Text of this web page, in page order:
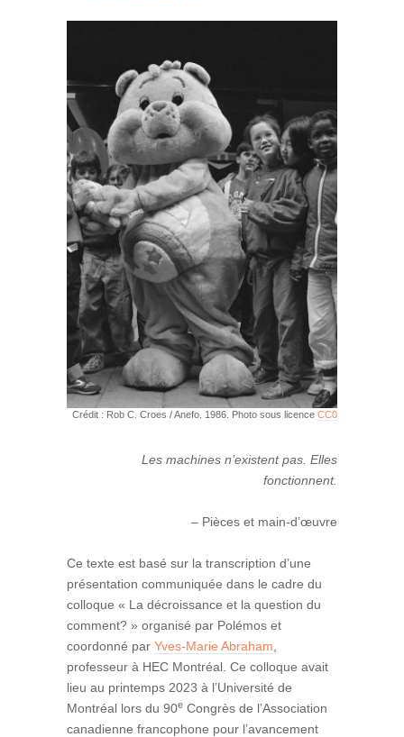
Crédit : Rob C. Croes / Anefo. 1986. Photo sous licence CC0
Les machines n’existent pas. Elles
fonctionnent.
– Pièces et main-d’œuvre
Ce texte est basé sur la transcription d’une
présentation communiquée dans le cadre du
colloque « La décroissance et la question du
comment? » organisé par Polémos et
coordonné par Yves-Marie Abraham
professeur à HEC Montréal. Ce colloque avait
lieu au printemps 2023 à l’Université de
Montréal lors du 90e Congrès de l’Association
canadienne francophone pour l’avancement